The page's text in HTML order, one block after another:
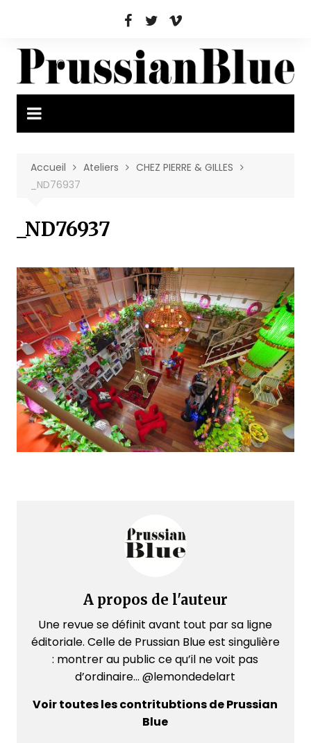
Accueil Ateliers
CHEZ PIERRE & GILLES
_ND76937
_ND76937
A propos de l'auteur
Une revue se définit avant tout par sa ligne
éditoriale. Celle de Prussian Blue est singulière
: montrer au public ce qu’il ne voit pas
d’ordinaire... @lemondedelart
Voir toutes les contritubtions de Prussian
Blue